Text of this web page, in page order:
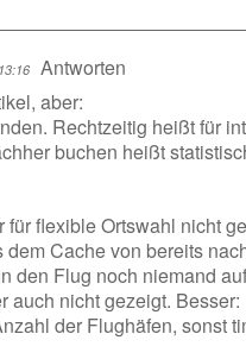
Antworten
aber:
Rechtzeitig heißt für
buchen heißt
für flexible Ortswahl nicht
dem Cache von bereits
den Flug noch niemand
auch nicht gezeigt.
der Flughäfen, sonst